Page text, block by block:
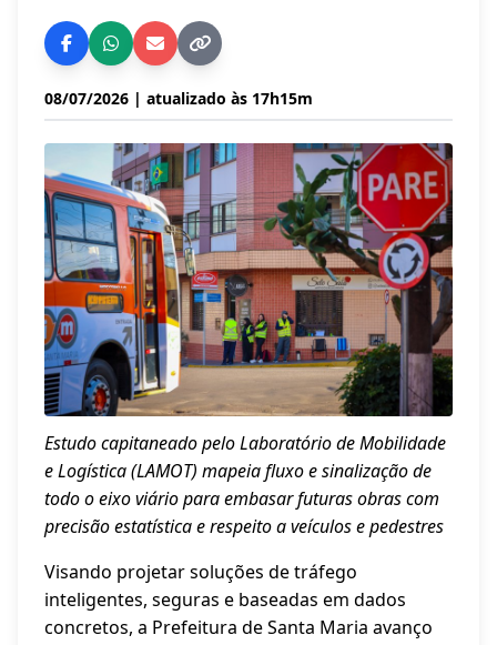
08/07/2026 | atualizado às 17h15m
Estudo capitaneado pelo Laboratório de Mobilidade
e Logística (LAMOT) mapeia fluxo e sinalização de
todo o eixo viário para embasar futuras obras com
precisão estatística e respeito a veículos e pedestres
Visando projetar soluções de tráfego
inteligentes, seguras e baseadas em dados
concretos, a Prefeitura de Santa Maria avanço